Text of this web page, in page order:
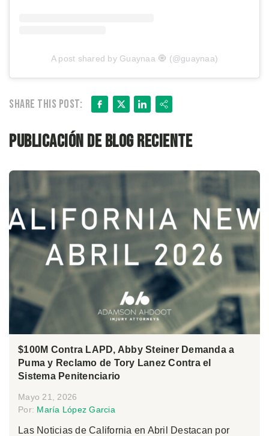
A post shared by Guaynaa 🧿 (@guaynaa)
Share this post: Facebook
X LinkedIn
Share
Publicación de blog reciente
$100M Contra LAPD, Abby Steiner Demanda a
Puma y Reclamo de Tory Lanez Contra el
Sistema Penitenciario
Mayo 21, 2026
Por: María López Garcia
Las Noticias de California en Abril Destacan por